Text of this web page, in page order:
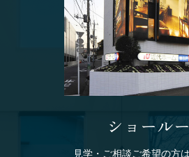
ショール
見学・ご相談ご希望の方は